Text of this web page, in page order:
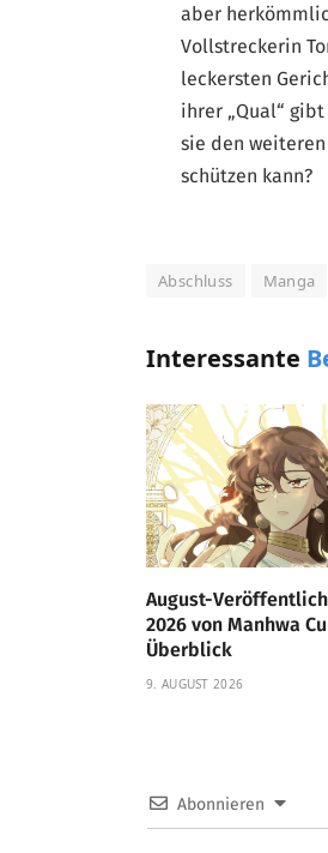
aber
Vollstreckerin
leckersten
ihrer „Qual“
sie den
schützen kann?
Abschluss Manga
Interessante
August-
2026 von Manhwa
Überblick
9. AUGUST 2026
Abonnieren